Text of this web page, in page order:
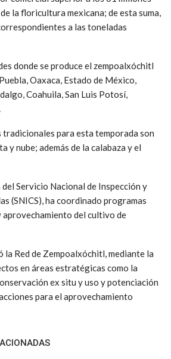
la floricultura mexicana; de esta suma,
a las toneladas
donde se produce el zempoalxóchitl
Oaxaca, Estado de México,
Coahuila, San Luis Potosí,
para esta temporada son
y nube; además de la calabaza y el
del Servicio Nacional de Inspección y
(SNICS), ha coordinado programas
aprovechamiento del cultivo de
la Red de Zempoalxóchitl, mediante la
en áreas estratégicas como la
ex situ y uso y potenciación
para el aprovechamiento